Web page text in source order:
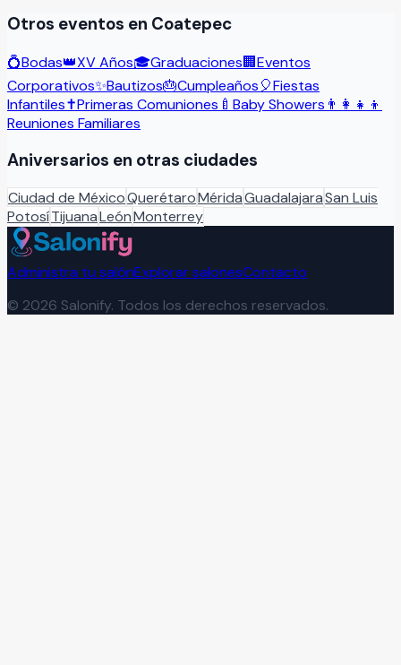
Otros eventos en Coatepec
💍Bodas👑XV Años🎓Graduaciones🏢Eventos
Corporativos✨Bautizos🎂Cumpleaños🎈Fiestas
Infantiles✝️Primeras Comuniones 🍼 Baby Showers 👨‍👩‍👧‍👦
Reuniones Familiares
Aniversarios en otras ciudades
Ciudad de MéxicoQuerétaroMéridaGuadalajaraSan Luis
PotosíTijuanaLeónMonterrey
Administra tu salónExplorar salonesContacto
© 2026 Salonify. Todos los derechos reservados.